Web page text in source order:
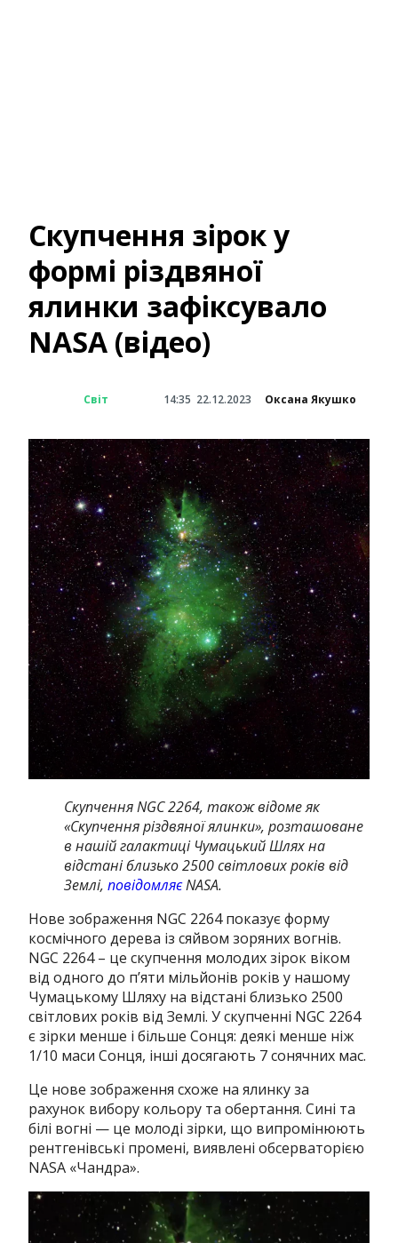
Скупчення зірок у
формі різдвяної
ялинки зафіксувало
NASA (відео)
Світ 14:35 22.12.2023 Оксана Якушко
Скупчення NGC 2264, також відоме як
«Скупчення різдвяної ялинки», розташоване
в нашій галактиці Чумацький Шлях на
відстані близько 2500 світлових років від
Землі,повідомляєNASA.
Нове зображення NGC 2264 показує форму
космічного дерева із сяйвом зоряних вогнів.
NGC 2264 – це скупчення молодих зірок віком
від одного до п’яти мільйонів років у нашому
Чумацькому Шляху на відстані близько 2500
світлових років від Землі.У скупченні NGC 2264
є зірки менше і більше Сонця: деякі менше ніж
1/10 маси Сонця, інші досягають 7 сонячних мас.
Це нове зображення схоже на ялинку за
рахунок вибору кольору та обертання.Сині та
білі вогні — це молоді зірки, що випромінюють
рентгенівські промені, виявлені обсерваторією
NASA «Чандра».
Відеопрогравач